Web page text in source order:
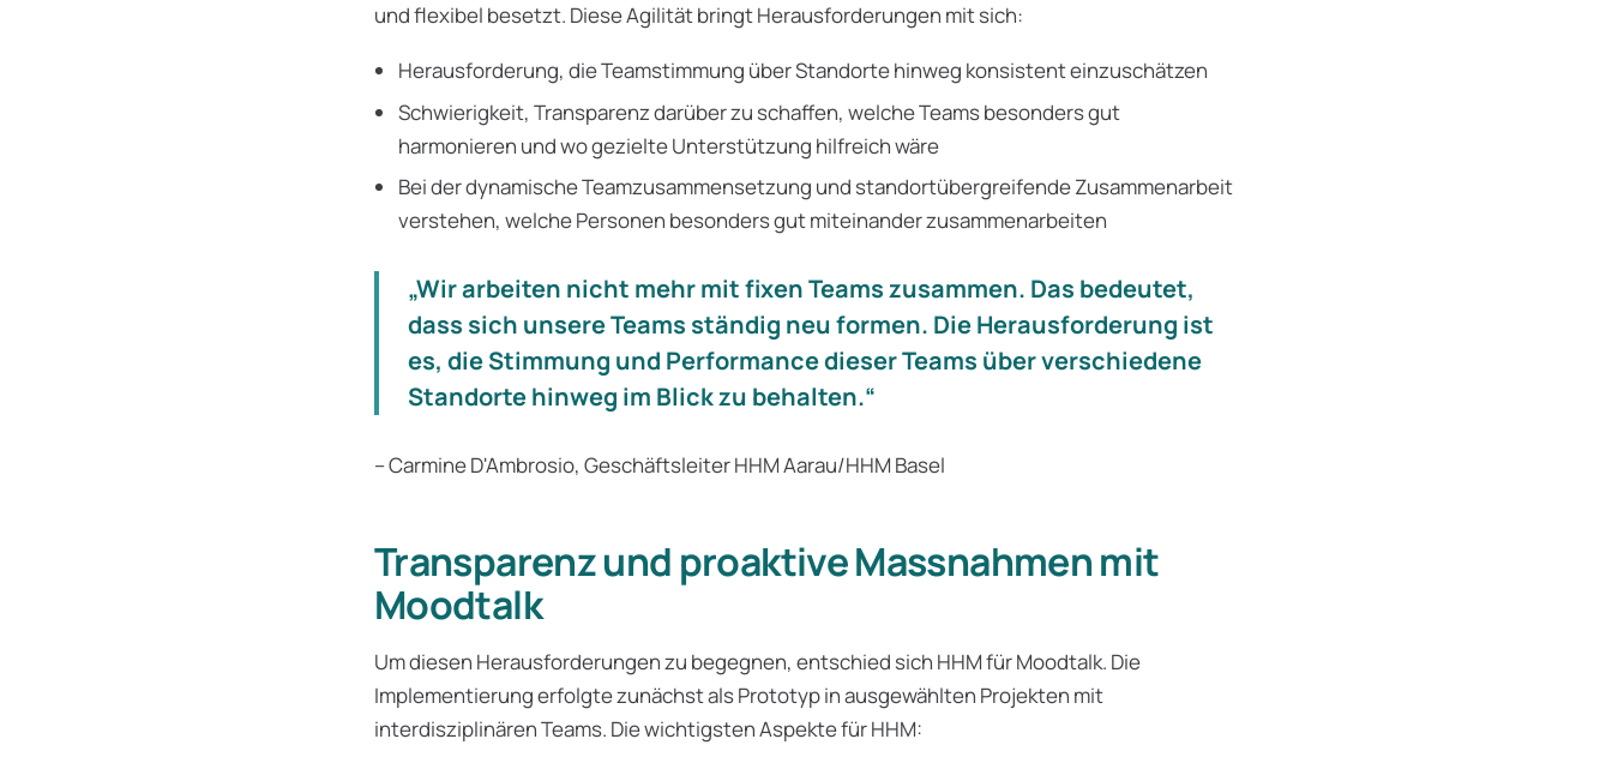
und flexibel besetzt. Diese Agilität bringt Herausforderungen mit sich:
Herausforderung, die Teamstimmung über Standorte hinweg konsistent einzuschätzen
Schwierigkeit, Transparenz darüber zu schaffen, welche Teams besonders gut
harmonieren und wo gezielte Unterstützung hilfreich wäre
Bei der dynamische Teamzusammensetzung und standortübergreifende Zusammenarbeit
verstehen, welche Personen besonders gut miteinander zusammenarbeiten
„Wir arbeiten nicht mehr mit fixen Teams zusammen. Das bedeutet,
dass sich unsere Teams ständig neu formen. Die Herausforderung ist
es, die Stimmung und Performance dieser Teams über verschiedene
Standorte hinweg im Blick zu behalten.“
– Carmine D'Ambrosio, Geschäftsleiter HHM Aarau/HHM Basel
Transparenz und proaktive Massnahmen mit
Moodtalk
Um diesen Herausforderungen zu begegnen, entschied sich HHM für Moodtalk. Die
Implementierung erfolgte zunächst als Prototyp in ausgewählten Projekten mit
interdisziplinären Teams. Die wichtigsten Aspekte für HHM: